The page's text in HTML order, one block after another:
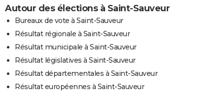
Autour des élections à Saint-Sauveur
Bureaux de vote à Saint-Sauveur
Résultat régionale à Saint-Sauveur
Résultat municipale à Saint-Sauveur
Résultat législatives à Saint-Sauveur
Résultat départementales à Saint-Sauveur
Résultat européennes à Saint-Sauveur